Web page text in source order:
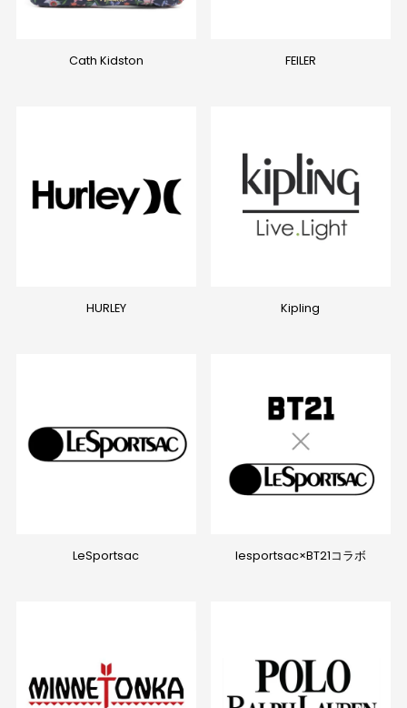
Cath Kidston FEILER
HURLEY Kipling
LeSportsac lesportsac×BT21コラボ